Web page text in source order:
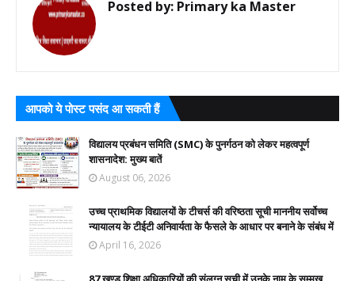
Posted by: Primary ka Master
आपको ये पोस्ट पसंद आ सकती हैं
विद्यालय प्रबंधन समिति (SMC) के पुनर्गठन को लेकर महत्वपूर्ण
शासनादेश: मुख्य बातें
August 06, 2026
उच्च प्राथमिक विद्यालयों के टीचर्स की वरिष्ठता सूची माननीय सर्वोच्च
न्यायालय के टीईटी अनिवार्यता के फैसले के आधार पर बनाने के संबंध में
April 16, 2026